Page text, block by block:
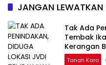
JANGAN LEWATKAN
Tak Ada
Tembak
Kerangan
Tanah Karo